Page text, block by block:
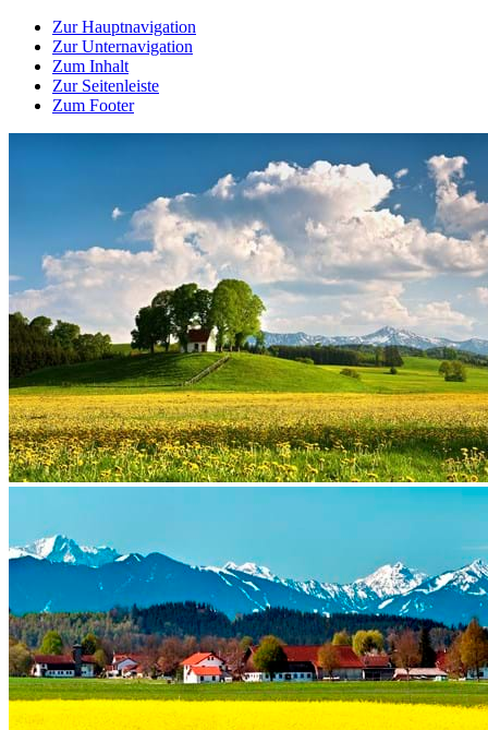
Zur Hauptnavigation
Zur Unternavigation
Zum Inhalt
Zur Seitenleiste
Zum Footer